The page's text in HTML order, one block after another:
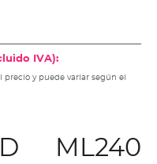
IVA):
precio y puede variar según el
ML240